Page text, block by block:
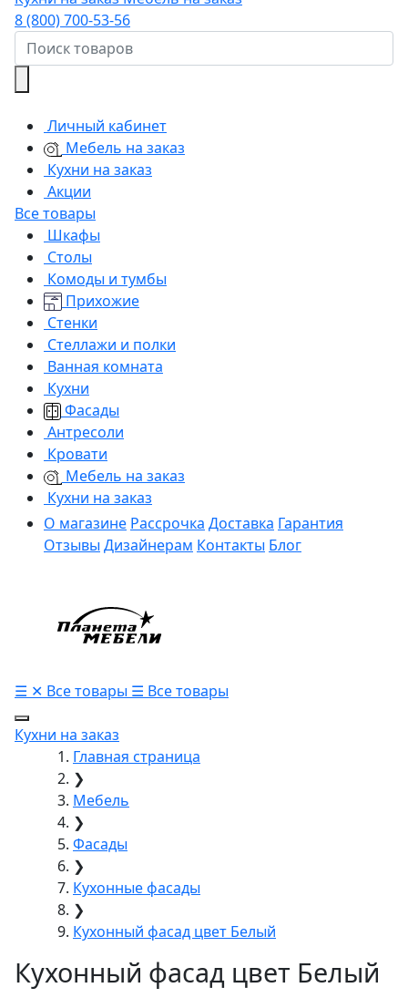
8 (800) 700-53-56
Личный кабинет
Мебель на заказ
Кухни на заказ
Акции
Все товары
Шкафы
Столы
Комоды и тумбы
Прихожие
Стенки
Стеллажи и полки
Ванная комната
Кухни
Фасады
Антресоли
Кровати
Мебель на заказ
Кухни на заказ
О магазине Рассрочка Доставка Гарантия
Отзывы Дизайнерам Контакты Блог
☰ ✕ Все товары ☰ Все товары
Кухни на заказ
Главная страница
❯
Мебель
❯
Фасады
❯
Кухонные фасады
❯
Кухонный фасад цвет Белый
Кухонный фасад цвет Белый